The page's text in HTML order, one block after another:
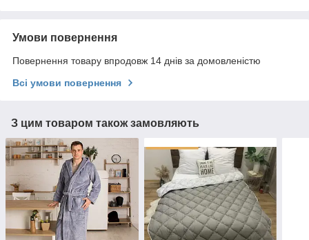
Умови повернення
Повернення товару впродовж 14 днів за домовленістю
Всі умови повернення
З цим товаром також замовляють